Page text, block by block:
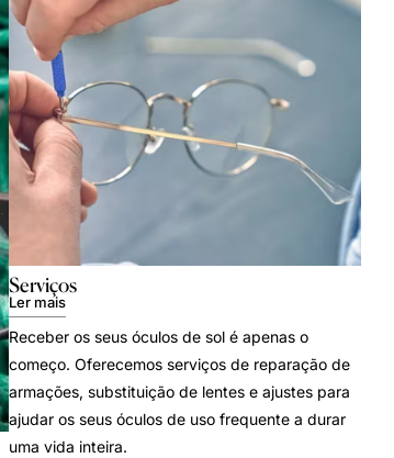
Serviços
Ler mais
Receber os seus óculos de sol é apenas o
começo. Oferecemos serviços de reparação de
armações, substituição de lentes e ajustes para
ajudar os seus óculos de uso frequente a durar
uma vida inteira.